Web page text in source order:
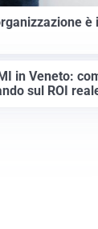
è
in Veneto:
sul ROI